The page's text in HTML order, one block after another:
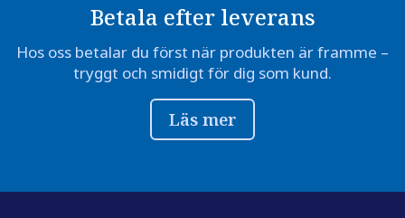
Betala efter leverans
Hos oss betalar du först när produkten är framme –
tryggt och smidigt för dig som kund.
Läs mer